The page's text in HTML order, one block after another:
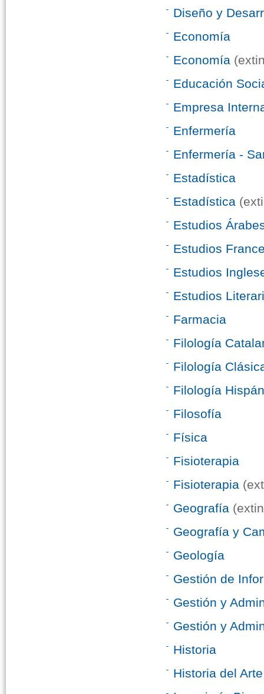
Diseño y
Economía
Economía
Educación
Empresa
Enfermería
Enfermería -
Estadística
Estadística
Estudios
Estudios
Estudios
Estudios
Farmacia
Filología
Filología
Filología
Filosofía
Física
Fisioterapia
Fisioterapia
Geografía
Geografía y
Geología
Gestión de
Gestión y
Gestión y
Historia
Historia del Arte